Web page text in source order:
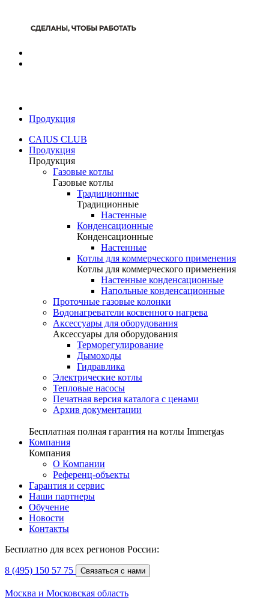
Продукция
CAIUS CLUB
Продукция
Продукция
Газовые котлы
Газовые котлы
Традиционные
Традиционные
Настенные
Конденсационные
Конденсационные
Настенные
Котлы для коммерческого применения
Котлы для коммерческого применения
Настенные конденсационные
Напольные конденсационные
Проточные газовые колонки
Водонагреватели косвенного нагрева
Аксессуары для оборудования
Аксессуары для оборудования
Терморегулирование
Дымоходы
Гидравлика
Электрические котлы
Тепловые насосы
Печатная версия каталога с ценами
Архив документации
Бесплатная полная гарантия на котлы Immergas
Компания
Компания
О Компании
Референц-объекты
Гарантия и сервис
Наши партнеры
Обучение
Новости
Контакты
Бесплатно для всех регионов России:
8 (495) 150 57 75 Связаться с нами
Москва и Московская область